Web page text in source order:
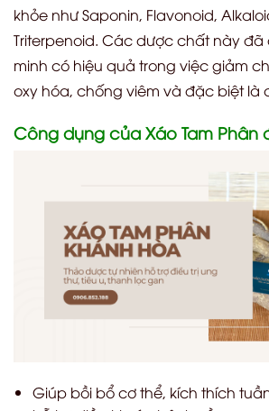
khỏe như Saponin, Flavonoid,
Triterpenoid. Các dược chất này
minh có hiệu quả trong việc giảm
oxy hóa, chống viêm và đặc biệt là
Công dụng của Xáo Tam Phân
Giúp bồi bổ cơ thể, kích thích